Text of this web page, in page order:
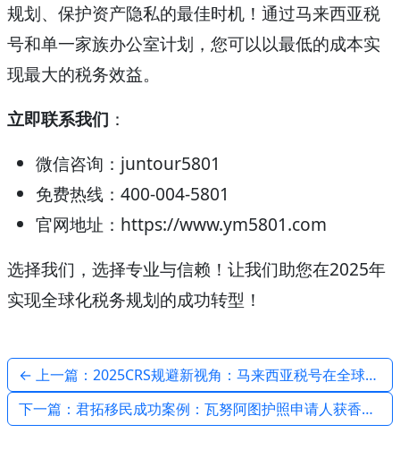
规划、保护资产隐私的最佳时机！通过马来西亚税
号和单一家族办公室计划，您可以以最低的成本实
现最大的税务效益。
立即联系我们 ：
微信咨询：juntour5801
免费热线：400-004-5801
官网地址：https://www.ym5801.com
选择我们，选择专业与信赖！让我们助您在2025年
实现全球化税务规划的成功转型！
← 上一篇：2025CRS规避新视角：马来西亚税号在全球化税务规划中的深度应用
下一篇：君拓移民成功案例：瓦努阿图护照申请人获香港岭南大学硕士学生签证 →